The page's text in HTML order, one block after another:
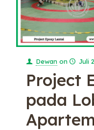
Dewan on Juli
Project
pada